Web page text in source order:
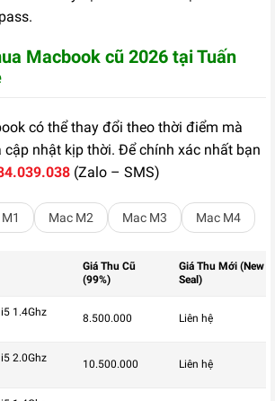
Macbook cũ 2026 tại Tuấn
có thể thay đổi theo thời điểm mà
cập nhật kịp thời. Để chính xác nhất bạn
(Zalo – SMS)
Mac M2 Mac M3 Mac M4
Giá Thu Cũ
(99%)
Giá Thu Mới (New
Seal)
1.4Ghz
8.500.000 Liên hệ
2.0Ghz
10.500.000 Liên hệ